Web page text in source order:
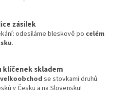
zásilek
odesíláme bleskově po celém
.
klíčenek skladem
se stovkami druhů
v Česku a na Slovensku!